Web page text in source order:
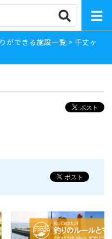
ができる施設一覧 > 千丈ヶ